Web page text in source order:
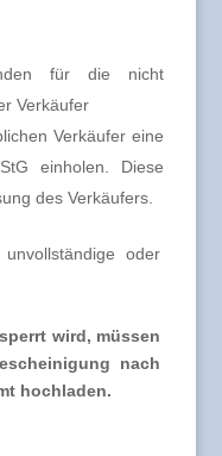
für die nicht
Verkäufer
Verkäufer eine
einholen. Diese
des Verkäufers.
oder
wird, müssen
nach
hochladen.